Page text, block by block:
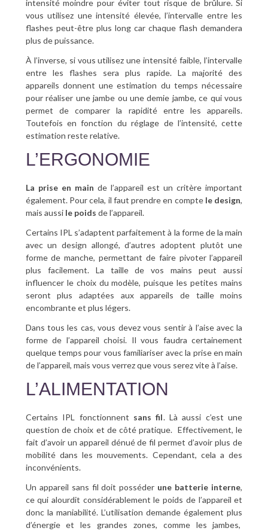
intensité moindre pour éviter tout risque de brûlure. Si
vous utilisez une intensité élevée, l’intervalle entre les
flashes peut-être plus long car chaque flash demandera
plus de puissance.
À l’inverse, si vous utilisez une intensité faible, l’intervalle
entre les flashes sera plus rapide. La majorité des
appareils donnent une estimation du temps nécessaire
pour réaliser une jambe ou une demie jambe, ce qui vous
permet de comparer la rapidité entre les appareils.
Toutefois en fonction du réglage de l’intensité, cette
estimation reste relative.
L’ERGONOMIE
La prise en main de l’appareil est un critère important
également. Pour cela, il faut prendre en compte le design,
mais aussi le poids de l’appareil.
Certains IPL s’adaptent parfaitement à la forme de la main
avec un design allongé, d’autres adoptent plutôt une
forme de manche, permettant de faire pivoter l’appareil
plus facilement. La taille de vos mains peut aussi
influencer le choix du modèle, puisque les petites mains
seront plus adaptées aux appareils de taille moins
encombrante et plus légers.
Dans tous les cas, vous devez vous sentir à l’aise avec la
forme de l’appareil choisi. Il vous faudra certainement
quelque temps pour vous familiariser avec la prise en main
de l’appareil, mais vous verrez que vous serez vite à l’aise.
L’ALIMENTATION
Certains IPL fonctionnent sans fil. Là aussi c’est une
question de choix et de côté pratique. Effectivement, le
fait d’avoir un appareil dénué de fil permet d’avoir plus de
mobilité dans les mouvements. Cependant, cela a des
inconvénients.
Un appareil sans fil doit posséder une batterie interne,
ce qui alourdit considérablement le poids de l’appareil et
donc la maniabilité. L’utilisation demande également plus
d’énergie et les grandes zones, comme les jambes,